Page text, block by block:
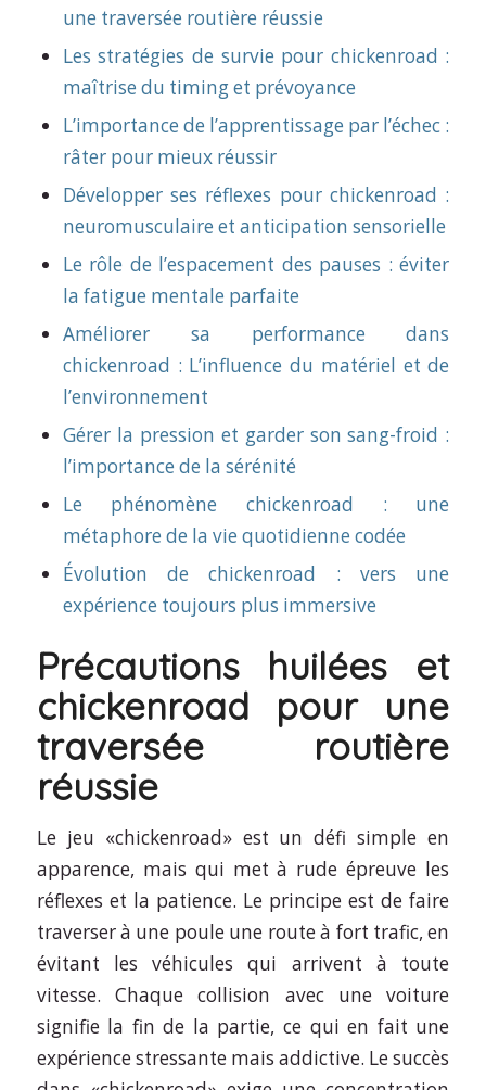
une traversée routière réussie
Les stratégies de survie pour chickenroad :
maîtrise du timing et prévoyance
L’importance de l’apprentissage par l’échec :
râter pour mieux réussir
Développer ses réflexes pour chickenroad :
neuromusculaire et anticipation sensorielle
Le rôle de l’espacement des pauses : éviter
la fatigue mentale parfaite
Améliorer sa performance dans
chickenroad : L’influence du matériel et de
l’environnement
Gérer la pression et garder son sang-froid :
l’importance de la sérénité
Le phénomène chickenroad : une
métaphore de la vie quotidienne codée
Évolution de chickenroad : vers une
expérience toujours plus immersive
Précautions huilées et
chickenroad pour une
traversée routière
réussie
Le jeu «chickenroad» est un défi simple en
apparence, mais qui met à rude épreuve les
réflexes et la patience. Le principe est de faire
traverser à une poule une route à fort trafic, en
évitant les véhicules qui arrivent à toute
vitesse. Chaque collision avec une voiture
signifie la fin de la partie, ce qui en fait une
expérience stressante mais addictive. Le succès